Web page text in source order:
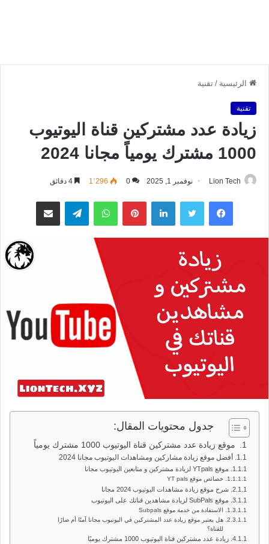
الرئيسية / تقنية
تقنية
زيادة عدد مشتركين قناة اليوتيوب
1000 مشترك يومياً مجانا 2024
Lion Tech نوفمبر 1, 2025 0 1٬296
فيسبوك تويتر لينكدإن بينتيريستواتساب تيلقرام مشاركة عبر البريد
جدول محتويات المقال:
موقع زيادة عدد مشتركين قناة اليوتيوب 1000 مشترك يومياً
أفضل موقع زيادة مشاركين ومشاهدات اليوتيوب مجانا 2024
موقع YTpals لزيادة مشتركين و متابعين اليوتيوب مجانا
خصائص موقع YT pals
شرح موقع زيادة مشاهدات اليوتيوب 2024 مجانا
موقع SubPals لزيادة مشاهدين قناتك على اليوتيوب
الاستفادة من خدمة موقع Subpals
هل يعتبر موقع زيادة عدد المشتركين في اليوتيوب مجانا آمنًا أم ضارًا
للقناة؟
زيادة عدد مشتركين قناة اليوتيوب 1000 مشترك يوميًا